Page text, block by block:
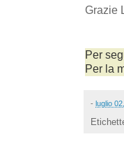
Grazie
Per
Per la
- luglio